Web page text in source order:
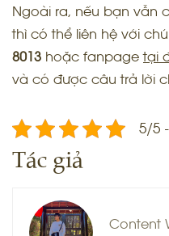
Ngoài ra, nếu bạn vẫn
thì có thể liên hệ với
8013 hoặc fanpagetại
và có được câu trả lời
5/5
Tác giả
Content